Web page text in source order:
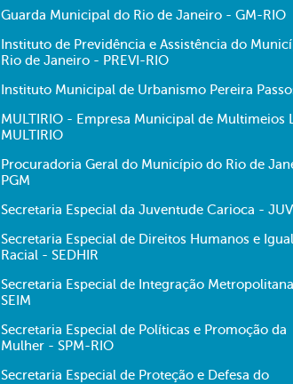
Guarda Municipal do Rio de Janeiro - GM-RIO
Instituto de Previdência e Assistência do
Rio de Janeiro - PREVI-RIO
Instituto Municipal de Urbanismo Pereira
MULTIRIO - Empresa Municipal de Multimeios
MULTIRIO
Procuradoria Geral do Município do Rio de
PGM
Secretaria Especial da Juventude Carioca -
Secretaria Especial de Direitos Humanos e
Racial - SEDHIR
Secretaria Especial de Integração
SEIM
Secretaria Especial de Políticas e Promoção da
Mulher - SPM-RIO
Secretaria Especial de Proteção e Defesa do